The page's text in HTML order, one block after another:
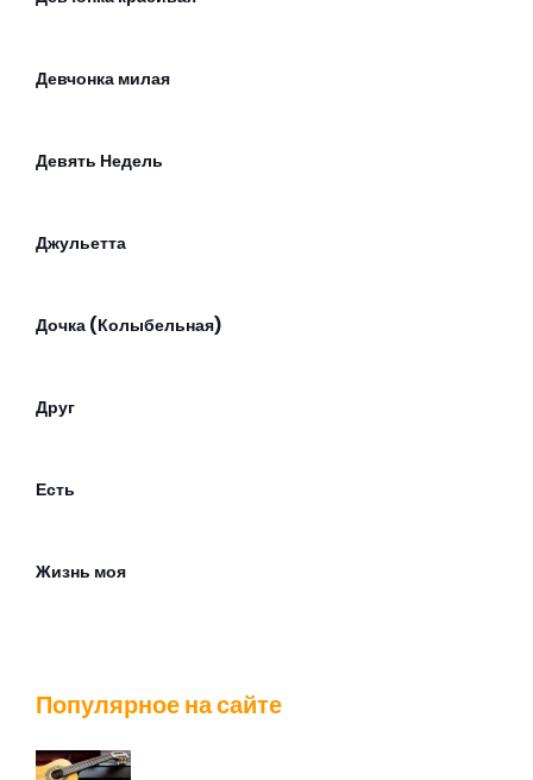
Девчонка милая
Девять Недель
Джульетта
Дочка (Колыбельная)
Друг
Есть
Жизнь моя
Популярное на сайте